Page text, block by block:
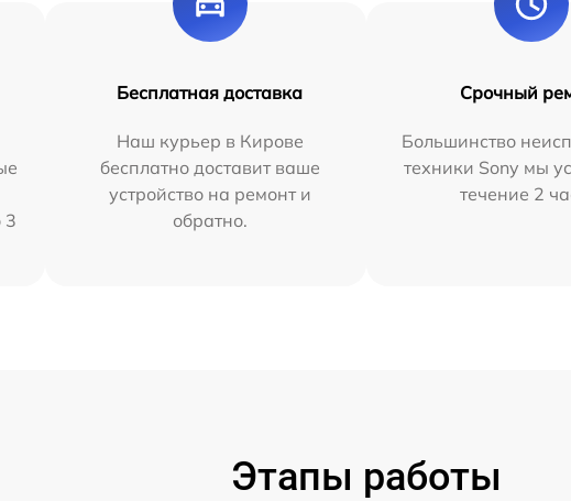
3
Бесплатная доставка
Наш курьер в Кирове
бесплатно доставит ваше
устройство на ремонт и
обратно.
Срочный
Большинство
техники Sony мы
течение 2
Этапы работы